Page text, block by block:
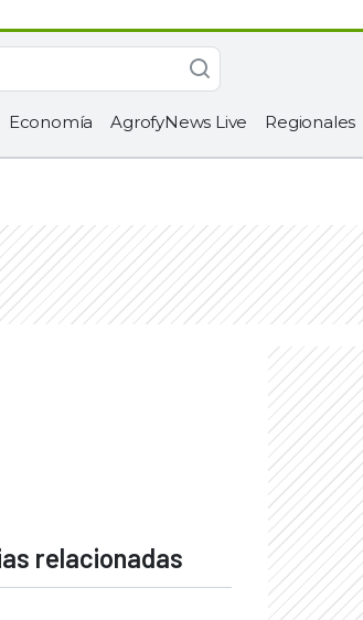
Economía AgrofyNews Live Regionales
relacionadas